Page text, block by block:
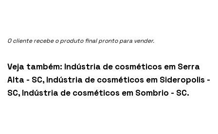
O cliente recebe o produto final pronto para vender.
Veja também: Indústria de cosméticos em Serra
Alta - SC, Indústria de cosméticos em Sideropolis -
SC, Indústria de cosméticos em Sombrio - SC.